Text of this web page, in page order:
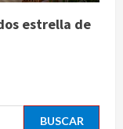
estrella de
Ayotzinapa